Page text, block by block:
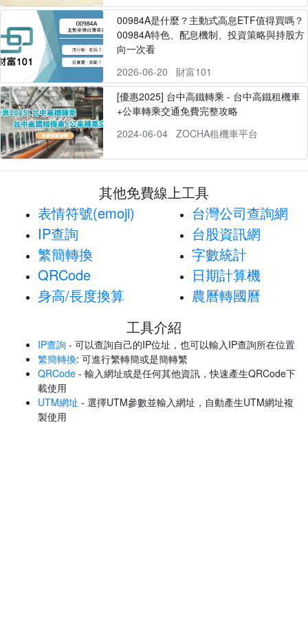
00984A是什麼？主動式高息ETF值得買嗎？
00984A特色、配息機制、投資策略與持股方
向一次看
2026-06-20
財富101
[優惠2025] 台中高鐵轉乘 - 台中高鐵租機車
+公車轉乘交通免費完整攻略
2024-06-04
ZOCHA租機車平台
其他免費線上工具
表情符號(emoji)
IP查詢
繁簡轉換
QRCode
身高/長度換算
台灣公司查詢網
台股資訊網
字數統計
日期計算機
農曆轉國曆
工具介紹
IP查詢 - 可以查詢自己的IP位址，也可以輸入IP查詢所在位置
繁簡轉換: 可進行繁轉簡或是簡轉繁
QRCode - 輸入網址或是任何其他資訊，快速產生QRCode下
載使用
UTM網址 - 選擇UTM參數並輸入網址，自動產生UTM網址複
製使用